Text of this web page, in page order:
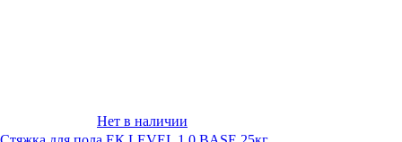
Нет в наличии